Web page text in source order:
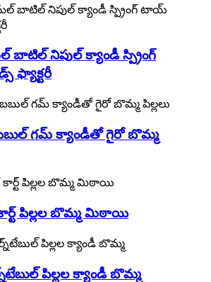
నిపుల్ క్యాండీ స్ప్రింగ్
ఫ్యాక్టరీ
గమ్ క్యాండీతో గైరో బొమ్మ
పిల్లల బొమ్మ మిఠాయి
పిల్లల క్యాండీ బొమ్మ